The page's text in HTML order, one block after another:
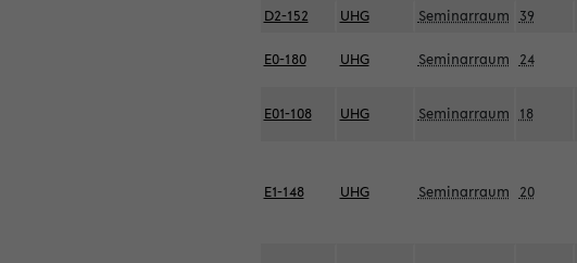
D2-152 UHG Seminarraum 39
E0-180 UHG Seminarraum 24
E01-108 UHG Seminarraum 18
E1-148 UHG Seminarraum 20